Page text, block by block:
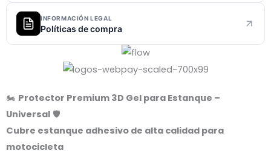
INFORMACIÓN LEGAL
Políticas de compra
🏍️ Protector Premium 3D Gel para Estanque –
Universal 🛡️
Cubre estanque adhesivo de alta calidad para
motocicleta